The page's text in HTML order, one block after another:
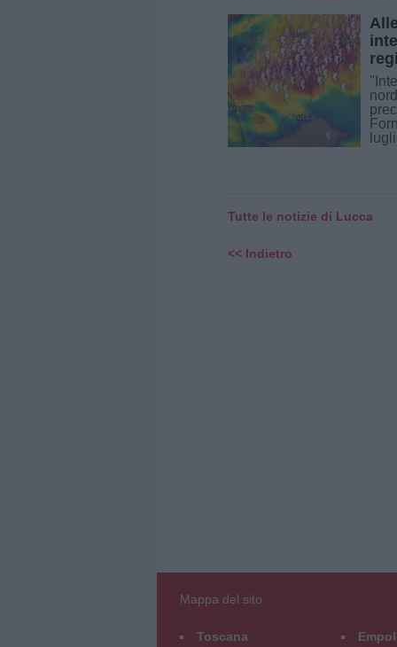
Tutte le notizie di Lucca
<< Indietro
Mappa del sito
Toscana